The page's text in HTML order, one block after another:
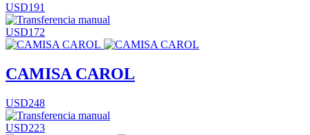
USD191
USD172
CAMISA CAROL
USD248
USD223